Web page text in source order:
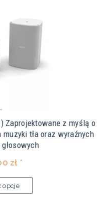
) Zaprojektowane z myślą o
tła oraz wyraźnych
zł *
opcje